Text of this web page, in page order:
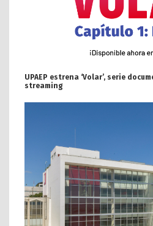
UPAEP estrena ‘Volar’, serie
streaming